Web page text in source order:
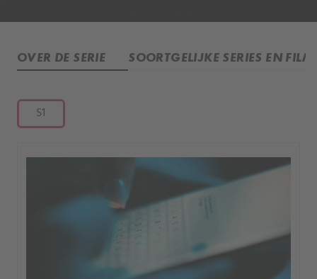
OVER DE SERIE SOORTGELIJKE SERIES EN
S1